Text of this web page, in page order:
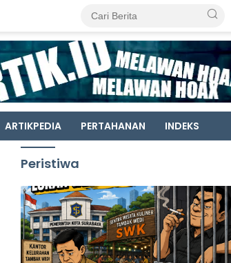
ARTIKPEDIA PERTAHANAN INDEKS
Peristiwa